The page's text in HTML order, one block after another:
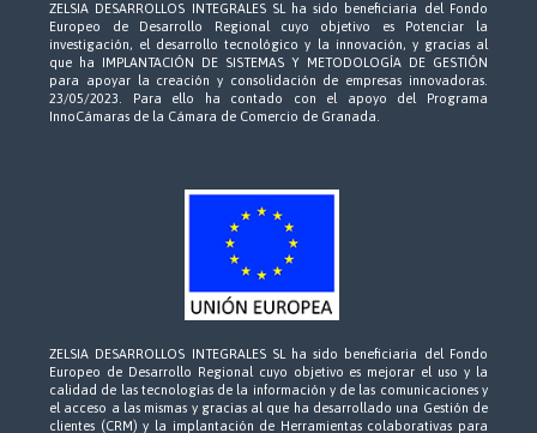
ZELSIA DESARROLLOS INTEGRALES SL ha sido beneficiaria del Fondo
Europeo de Desarrollo Regional cuyo objetivo es Potenciar la
investigación, el desarrollo tecnológico y la innovación, y gracias al
que ha IMPLANTACIÓN DE SISTEMAS Y METODOLOGÍA DE GESTIÓN
para apoyar la creación y consolidación de empresas innovadoras.
23/05/2023. Para ello ha contado con el apoyo del Programa
InnoCámaras de la Cámara de Comercio de Granada.
ZELSIA DESARROLLOS INTEGRALES SL ha sido beneficiaria del Fondo
Europeo de Desarrollo Regional cuyo objetivo es mejorar el uso y la
calidad de las tecnologías de la información y de las comunicaciones y
el acceso a las mismas y gracias al que ha desarrollado una Gestión de
clientes (CRM) y la implantación de Herramientas colaborativas para